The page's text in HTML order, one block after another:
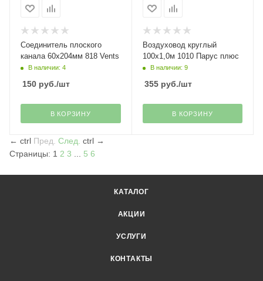
Соединитель плоского
канала 60х204мм 818 Vents
В наличии: 4
150 руб./шт
В КОРЗИНУ
Воздуховод круглый
100х1,0м 1010 Парус плюс
В наличии: 9
355руб./шт
В КОРЗИНУ
← ctrl Пред. След. ctrl →
Страницы: 1 2 3 5 6
КАТАЛОГ
АКЦИИ
УСЛУГИ
КОНТАКТЫ